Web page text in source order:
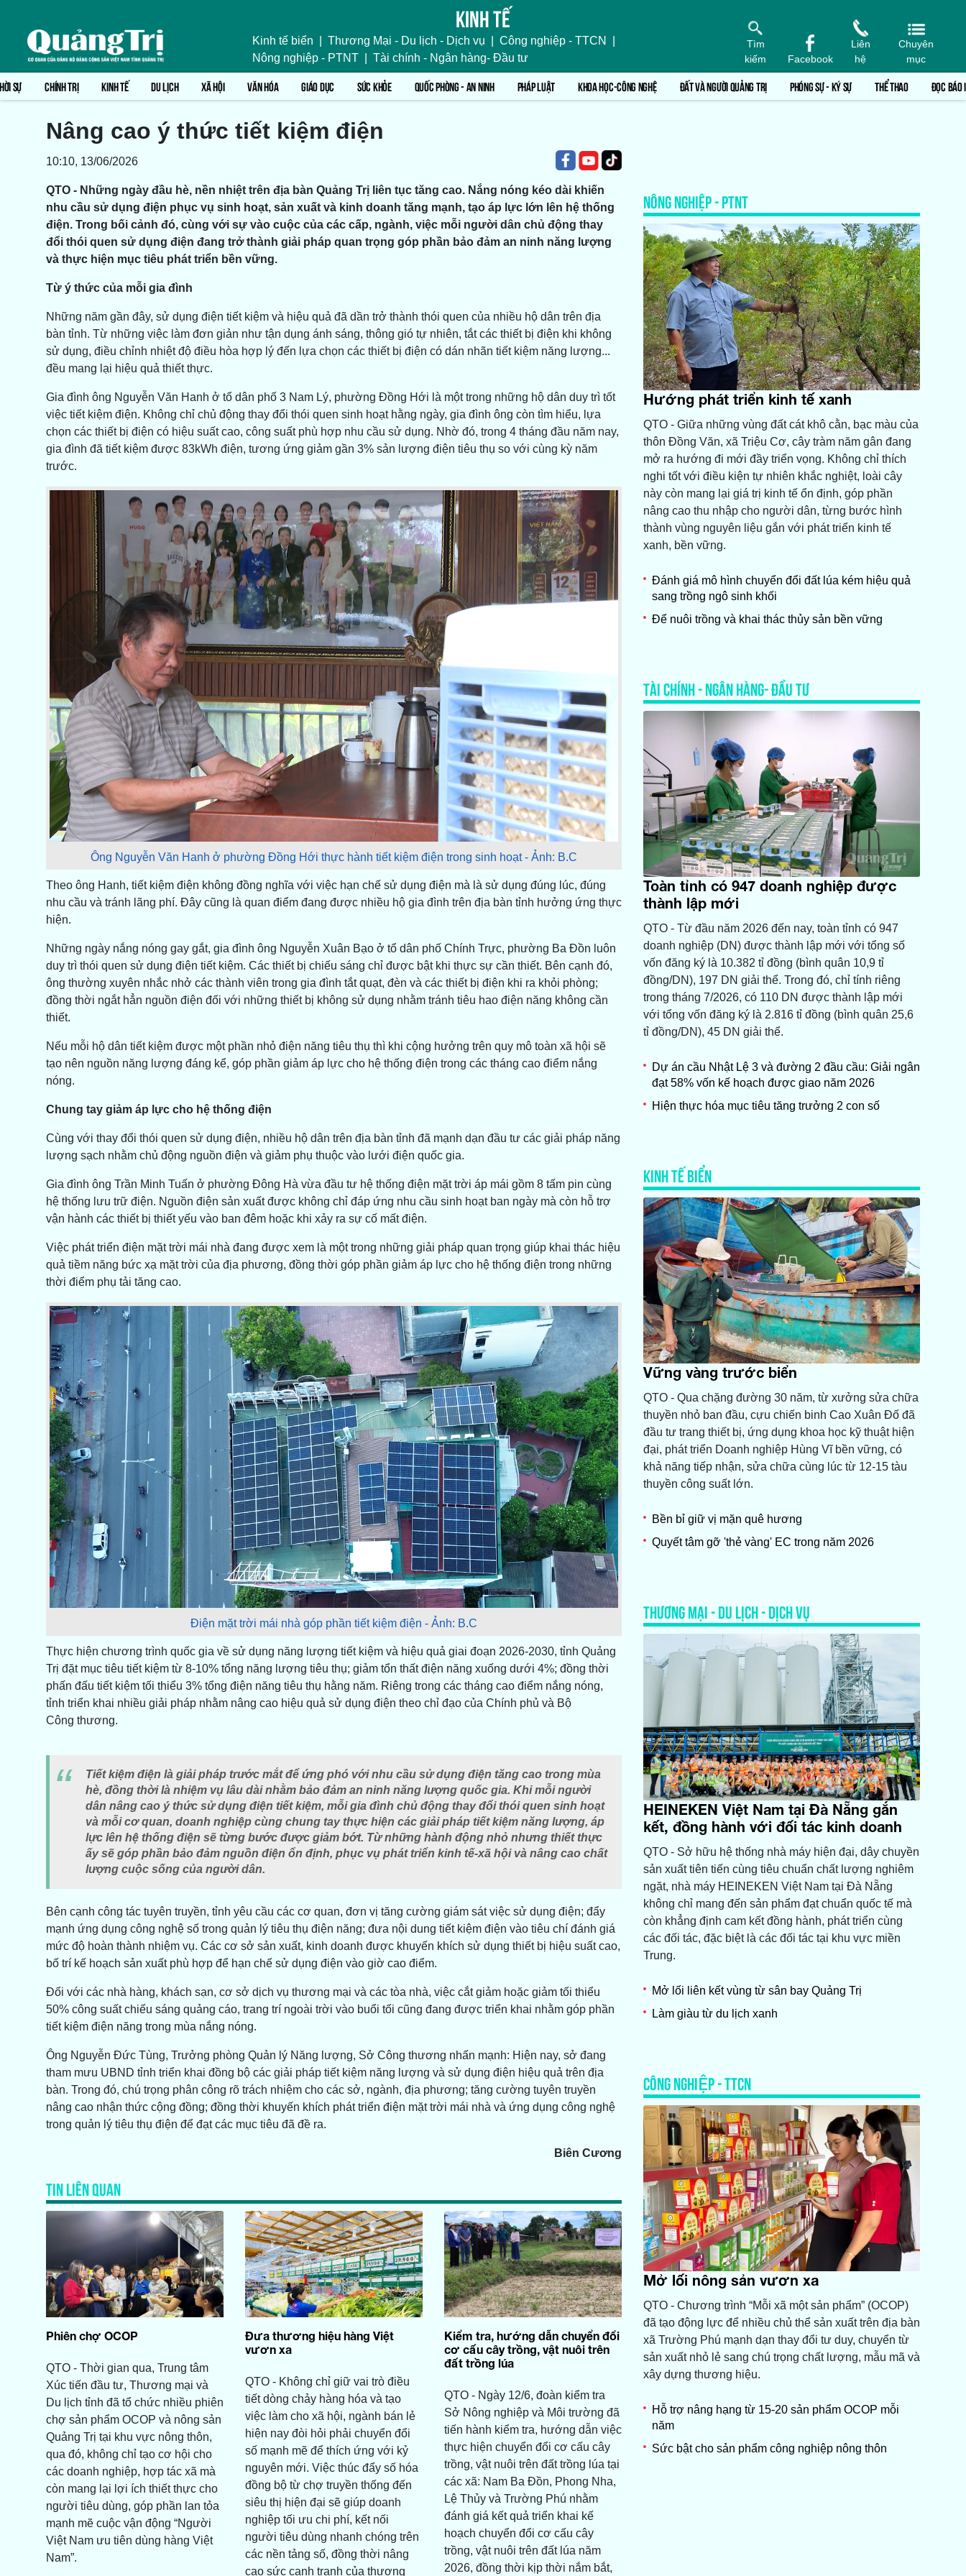
Kinh tế
Kinh tế biển Thương Mại - Du lịch - Dịch vụ Công nghiệp - TTCN
Nông nghiệp - PTNT
Tài chính - Ngân hàng- Đầu tư
Tìm
kiếm
Facebook
Liên
hệ
Chuyên
mục
SỰ CHÍNH TRỊ KINH TẾ DU LỊCH XÃ HỘI VĂN HÓA GIÁO DỤC SỨC KHỎE QUỐC PHÒNG - AN NINH PHÁP LUẬT KHOA HỌC-CÔNG NGHỆ ĐẤT VÀ NGƯỜI QUẢNG TRỊ PHÓNG SỰ - KÝ SỰ THỂ THAO ĐỌC BÁO
Nâng cao ý thức tiết kiệm điện
10:10, 13/06/2026
QTO - Những ngày đầu hè, nền nhiệt trên địa bàn Quảng Trị liên tục tăng cao. Nắng nóng kéo dài khiến
nhu cầu sử dụng điện phục vụ sinh hoạt, sản xuất và kinh doanh tăng mạnh, tạo áp lực lớn lên hệ thống
điện. Trong bối cảnh đó, cùng với sự vào cuộc của các cấp, ngành, việc mỗi người dân chủ động thay
đổi thói quen sử dụng điện đang trở thành giải pháp quan trọng góp phần bảo đảm an ninh năng lượng
và thực hiện mục tiêu phát triển bền vững.
Từ ý thức của mỗi gia đình
Những năm gần đây, sử dụng điện tiết kiệm và hiệu quả đã dần trở thành thói quen của nhiều hộ dân trên địa
bàn tỉnh. Từ những việc làm đơn giản như tận dụng ánh sáng, thông gió tự nhiên, tắt các thiết bị điện khi không
sử dụng, điều chỉnh nhiệt độ điều hòa hợp lý đến lựa chọn các thiết bị điện có dán nhãn tiết kiệm năng lượng...
đều mang lại hiệu quả thiết thực.
Gia đình ông Nguyễn Văn Hanh ở tổ dân phố 3 Nam Lý, phường Đồng Hới là một trong những hộ dân duy trì tốt
việc tiết kiệm điện. Không chỉ chủ động thay đổi thói quen sinh hoạt hằng ngày, gia đình ông còn tìm hiểu, lựa
chọn các thiết bị điện có hiệu suất cao, công suất phù hợp nhu cầu sử dụng. Nhờ đó, trong 4 tháng đầu năm nay,
gia đình đã tiết kiệm được 83kWh điện, tương ứng giảm gần 3% sản lượng điện tiêu thụ so với cùng kỳ năm
trước.
Ông Nguyễn Văn Hanh ở phường Đồng Hới thực hành tiết kiệm điện trong sinh hoạt - Ảnh: B.C
Theo ông Hanh, tiết kiệm điện không đồng nghĩa với việc hạn chế sử dụng điện mà là sử dụng đúng lúc, đúng
nhu cầu và tránh lãng phí. Đây cũng là quan điểm đang được nhiều hộ gia đình trên địa bàn tỉnh hưởng ứng thực
hiện.
Những ngày nắng nóng gay gắt, gia đình ông Nguyễn Xuân Bạo ở tổ dân phố Chính Trực, phường Ba Đồn luôn
duy trì thói quen sử dụng điện tiết kiệm. Các thiết bị chiếu sáng chỉ được bật khi thực sự cần thiết. Bên cạnh đó,
ông thường xuyên nhắc nhở các thành viên trong gia đình tắt quạt, đèn và các thiết bị điện khi ra khỏi phòng;
đồng thời ngắt hẳn nguồn điện đối với những thiết bị không sử dụng nhằm tránh tiêu hao điện năng không cần
thiết.
Nếu mỗi hộ dân tiết kiệm được một phần nhỏ điện năng tiêu thụ thì khi cộng hưởng trên quy mô toàn xã hội sẽ
tạo nên nguồn năng lượng đáng kể, góp phần giảm áp lực cho hệ thống điện trong các tháng cao điểm nắng
nóng.
Chung tay giảm áp lực cho hệ thống điện
Cùng với thay đổi thói quen sử dụng điện, nhiều hộ dân trên địa bàn tỉnh đã mạnh dạn đầu tư các giải pháp năng
lượng sạch nhằm chủ động nguồn điện và giảm phụ thuộc vào lưới điện quốc gia.
Gia đình ông Trần Minh Tuấn ở phường Đông Hà vừa đầu tư hệ thống điện mặt trời áp mái gồm 8 tấm pin cùng
hệ thống lưu trữ điện. Nguồn điện sản xuất được không chỉ đáp ứng nhu cầu sinh hoạt ban ngày mà còn hỗ trợ
vận hành các thiết bị thiết yếu vào ban đêm hoặc khi xảy ra sự cố mất điện.
Việc phát triển điện mặt trời mái nhà đang được xem là một trong những giải pháp quan trọng giúp khai thác hiệu
quả tiềm năng bức xạ mặt trời của địa phương, đồng thời góp phần giảm áp lực cho hệ thống điện trong những
thời điểm phụ tải tăng cao.
Điện mặt trời mái nhà góp phần tiết kiệm điện - Ảnh: B.C
Thực hiện chương trình quốc gia về sử dụng năng lượng tiết kiệm và hiệu quả giai đoạn 2026-2030, tỉnh Quảng
Trị đặt mục tiêu tiết kiệm từ 8-10% tổng năng lượng tiêu thụ; giảm tổn thất điện năng xuống dưới 4%; đồng thời
phấn đấu tiết kiệm tối thiểu 3% tổng điện năng tiêu thụ hằng năm. Riêng trong các tháng cao điểm nắng nóng,
tỉnh triển khai nhiều giải pháp nhằm nâng cao hiệu quả sử dụng điện theo chỉ đạo của Chính phủ và Bộ
Công thương.
Tiết kiệm điện là giải pháp trước mắt để ứng phó với nhu cầu sử dụng điện tăng cao trong mùa
hè, đồng thời là nhiệm vụ lâu dài nhằm bảo đảm an ninh năng lượng quốc gia. Khi mỗi người
dân nâng cao ý thức sử dụng điện tiết kiệm, mỗi gia đình chủ động thay đổi thói quen sinh hoạt
và mỗi cơ quan, doanh nghiệp cùng chung tay thực hiện các giải pháp tiết kiệm năng lượng, áp
lực lên hệ thống điện sẽ từng bước được giảm bớt. Từ những hành động nhỏ nhưng thiết thực
ấy sẽ góp phần bảo đảm nguồn điện ổn định, phục vụ phát triển kinh tế-xã hội và nâng cao chất
lượng cuộc sống của người dân.
Bên cạnh công tác tuyên truyền, tỉnh yêu cầu các cơ quan, đơn vị tăng cường giám sát việc sử dụng điện; đẩy
mạnh ứng dụng công nghệ số trong quản lý tiêu thụ điện năng; đưa nội dung tiết kiệm điện vào tiêu chí đánh giá
mức độ hoàn thành nhiệm vụ. Các cơ sở sản xuất, kinh doanh được khuyến khích sử dụng thiết bị hiệu suất cao,
bố trí kế hoạch sản xuất phù hợp để hạn chế sử dụng điện vào giờ cao điểm.
Đối với các nhà hàng, khách sạn, cơ sở dịch vụ thương mại và các tòa nhà, việc cắt giảm hoặc giảm tối thiểu
50% công suất chiếu sáng quảng cáo, trang trí ngoài trời vào buổi tối cũng đang được triển khai nhằm góp phần
tiết kiệm điện năng trong mùa nắng nóng.
Ông Nguyễn Đức Tùng, Trưởng phòng Quản lý Năng lượng, Sở Công thương nhấn mạnh: Hiện nay, sở đang
tham mưu UBND tỉnh triển khai đồng bộ các giải pháp tiết kiệm năng lượng và sử dụng điện hiệu quả trên địa
bàn. Trong đó, chú trọng phân công rõ trách nhiệm cho các sở, ngành, địa phương; tăng cường tuyên truyền
nâng cao nhận thức cộng đồng; đồng thời khuyến khích phát triển điện mặt trời mái nhà và ứng dụng công nghệ
trong quản lý tiêu thụ điện để đạt các mục tiêu đã đề ra.
Biên Cương
TIN LIÊN QUAN
Phiên chợ OCOP
QTO - Thời gian qua, Trung tâm
Xúc tiến đầu tư, Thương mại và
Du lịch tỉnh đã tổ chức nhiều phiên
chợ sản phẩm OCOP và nông sản
Quảng Trị tại khu vực nông thôn,
qua đó, không chỉ tạo cơ hội cho
các doanh nghiệp, hợp tác xã mà
còn mang lại lợi ích thiết thực cho
người tiêu dùng, góp phần lan tỏa
mạnh mẽ cuộc vận động “Người
Việt Nam ưu tiên dùng hàng Việt
Nam”.
Đưa thương hiệu hàng Việt
vươn xa
QTO - Không chỉ giữ vai trò điều
tiết dòng chảy hàng hóa và tạo
việc làm cho xã hội, ngành bán lẻ
hiện nay đòi hỏi phải chuyển đổi
số mạnh mẽ để thích ứng với kỷ
nguyên mới. Việc thúc đẩy số hóa
đồng bộ từ chợ truyền thống đến
siêu thị hiện đại sẽ giúp doanh
nghiệp tối ưu chi phí, kết nối
người tiêu dùng nhanh chóng trên
các nền tảng số, đồng thời nâng
cao sức cạnh tranh của thương
Kiểm tra, hướng dẫn chuyển đổi
cơ cấu cây trồng, vật nuôi trên
đất trồng lúa
QTO - Ngày 12/6, đoàn kiểm tra
Sở Nông nghiệp và Môi trường đã
tiến hành kiểm tra, hướng dẫn việc
thực hiện chuyển đổi cơ cấu cây
trồng, vật nuôi trên đất trồng lúa tại
các xã: Nam Ba Đồn, Phong Nha,
Lệ Thủy và Trường Phú nhằm
đánh giá kết quả triển khai kế
hoạch chuyển đổi cơ cấu cây
trồng, vật nuôi trên đất lúa năm
2026, đồng thời kịp thời nắm bắt,
NÔNG NGHIỆP - PTNT
Hướng phát triển kinh tế xanh
QTO - Giữa những vùng đất cát khô cằn, bạc màu của
thôn Đồng Văn, xã Triệu Cơ, cây tràm năm gân đang
mở ra hướng đi mới đầy triển vọng. Không chỉ thích
nghi tốt với điều kiện tự nhiên khắc nghiệt, loài cây
này còn mang lại giá trị kinh tế ổn định, góp phần
nâng cao thu nhập cho người dân, từng bước hình
thành vùng nguyên liệu gắn với phát triển kinh tế
xanh, bền vững.
Đánh giá mô hình chuyển đổi đất lúa kém hiệu quả
sang trồng ngô sinh khối
Để nuôi trồng và khai thác thủy sản bền vững
TÀI CHÍNH - NGÂN HÀNG- ĐẦU TƯ
Toàn tỉnh có 947 doanh nghiệp được
thành lập mới
QTO - Từ đầu năm 2026 đến nay, toàn tỉnh có 947
doanh nghiệp (DN) được thành lập mới với tổng số
vốn đăng ký là 10.382 tỉ đồng (bình quân 10,9 tỉ
đồng/DN), 197 DN giải thể. Trong đó, chỉ tính riêng
trong tháng 7/2026, có 110 DN được thành lập mới
với tổng vốn đăng ký là 2.816 tỉ đồng (bình quân 25,6
tỉ đồng/DN), 45 DN giải thể.
Dự án cầu Nhật Lệ 3 và đường 2 đầu cầu: Giải ngân
đạt 58% vốn kế hoạch được giao năm 2026
Hiện thực hóa mục tiêu tăng trưởng 2 con số
KINH TẾ BIỂN
Vững vàng trước biển
QTO - Qua chặng đường 30 năm, từ xưởng sửa chữa
thuyền nhỏ ban đầu, cựu chiến binh Cao Xuân Đố đã
đầu tư trang thiết bị, ứng dụng khoa học kỹ thuật hiện
đại, phát triển Doanh nghiệp Hùng Vĩ bền vững, có
khả năng tiếp nhận, sửa chữa cùng lúc từ 12-15 tàu
thuyền công suất lớn.
Bền bỉ giữ vị mặn quê hương
Quyết tâm gỡ 'thẻ vàng' EC trong năm 2026
THƯƠNG MẠI - DU LỊCH - DỊCH VỤ
HEINEKEN Việt Nam tại Đà Nẵng gắn
kết, đồng hành với đối tác kinh doanh
QTO - Sở hữu hệ thống nhà máy hiện đại, dây chuyền
sản xuất tiên tiến cùng tiêu chuẩn chất lượng nghiêm
ngặt, nhà máy HEINEKEN Việt Nam tại Đà Nẵng
không chỉ mang đến sản phẩm đạt chuẩn quốc tế mà
còn khẳng định cam kết đồng hành, phát triển cùng
các đối tác, đặc biệt là các đối tác tại khu vực miền
Trung.
Mở lối liên kết vùng từ sân bay Quảng Trị
Làm giàu từ du lịch xanh
CÔNG NGHIỆP - TTCN
Mở lối nông sản vươn xa
QTO - Chương trình “Mỗi xã một sản phẩm” (OCOP)
đã tạo động lực để nhiều chủ thể sản xuất trên địa bàn
xã Trường Phú mạnh dạn thay đổi tư duy, chuyển từ
sản xuất nhỏ lẻ sang chú trọng chất lượng, mẫu mã và
xây dựng thương hiệu.
Hỗ trợ nâng hạng từ 15-20 sản phẩm OCOP mỗi
năm
Sức bật cho sản phẩm công nghiệp nông thôn